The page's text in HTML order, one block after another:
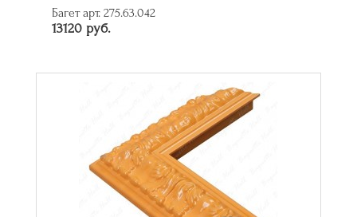
Багет арт. 275.63.042
13120 руб.